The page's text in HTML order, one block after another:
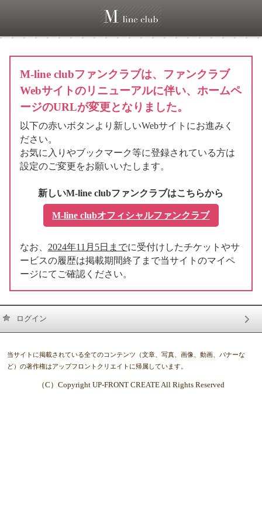
M-line clubファンクラブは、ファンクラブ
Webサイトのリニューアルに伴い、ホームペ
ージのURLが変更となりました。
以下の赤いボタンより新しいWebサイトにお進みく
ださい。
お気に入りやブックマーク等に登録されている方は
設定のご変更をお願いいたします。
新しいM-line clubファンクラブはこちらから
M-line clubオフィシャルファンクラブ
なお、 2024年11月5日までに受付けしたチケットやサ
ービスの履歴は掲載期間終了まで当サイトのマイペ
ージにてご確認ください。
ログイン
当サイトに掲載されている全てのコンテンツ（文章、写真、画像、動画、バナーな
ど）の著作権はアップフロントクリエイトに帰属しています。
（C）Copyright UP-FRONT CREATE All Rights Reserved